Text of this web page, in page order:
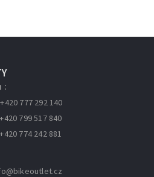
:
777 292 140
799 517 840
774 242 881
@bikeoutlet.cz